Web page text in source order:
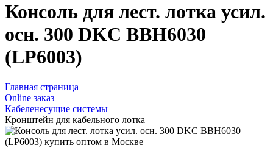
Консоль для лест. лотка усил.
осн. 300 DKC BBH6030
(LP6003)
Главная страница
Оnline заказ
Кабеленесущие системы
Кронштейн для кабельного лотка